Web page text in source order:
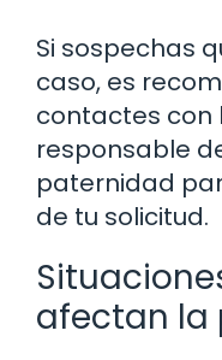
Si sospechas
caso, es
contactes con
responsable
paternidad
de tu solicitud.
afectan la